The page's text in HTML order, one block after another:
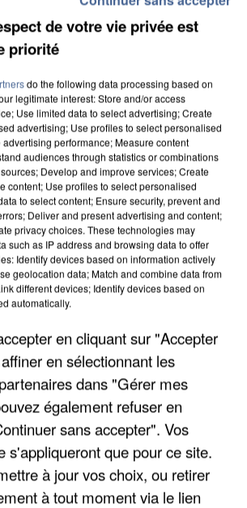
DE-FRANCE LANCE UN ÉLAN
AVEC LES...
CES CANICULES, LES REFUGES
SONT...
de votre vie privée est
priorité
do the following data processing based on
legitimate interest: Store and/or access
Use limited data to select advertising; Create
advertising; Use profiles to select personalised
performance; Measure content
audiences through statistics or combinations
Develop and improve services; Create
content; Use profiles to select personalised
to select content; Ensure security, prevent and
Deliver and present advertising and content;
privacy choices. These technologies may
such as IP address and browsing data to offer
Identify devices based on information actively
geolocation data; Match and combine data from
different devices; Identify devices based on
automatically.
en cliquant sur "Accepter
en sélectionnant les
dans "Gérer mes
également refuser en
sans accepter". Vos
s'appliqueront que pour ce site.
à jour vos choix, ou retirer
à tout moment via le lien